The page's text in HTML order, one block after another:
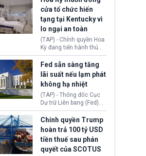
nhằm duy trì hoạt động
Chủ tịch Gianni Infantino
tiếp tục đối mặt cáo
buộc dùng sức ép tài
chính để đổi lấy sự ủng
chính trị từ Liên đoàn
Bóng đá Jordan. Trước
áp lực dồn dập, FIFA phải
tổ chức cuộc họp khẩn ở
Morocco.
cửa tổ chức hiến
tạng tại Kentucky vì
lo ngại an toàn
(TAP) - Chính quyền Hoa
Kỳ đang tiến hành thủ
tục thu hồi chứng nhận
hoạt động của tổ chức
hiến tạng Network for
Hope (bang Kentucky).
Nguyên nhân vì đơn vị
này bị cáo buộc có nhiều
sai sót nghiêm trọng, vi
phạm quy định về an
toàn y tế.
Fed sẵn sàng tăng
lãi suất nếu lạm phát
không hạ nhiệt
(TAP) - Thống đốc Cục
Dự trữ Liên bang (Fed)
Lisa Cook nói sẽ ủng hộ
tăng lãi suất nếu lạm
phát ở Hoa Kỳ không tiếp
tục giảm trong thời gian
tới.
Chính quyền Trump
hoàn trả 100 tỷ USD
tiền thuế sau phán
quyết của SCOTUS